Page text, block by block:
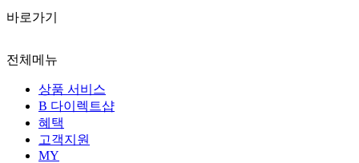
바로가기
전체메뉴
상품 서비스
B 다이렉트샵
혜택
고객지원
MY